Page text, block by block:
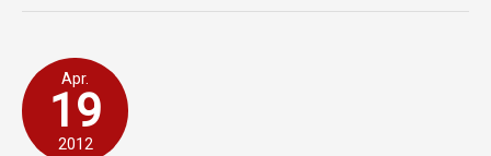
Apr.
19
2012
Kleinbrand
im
Freien